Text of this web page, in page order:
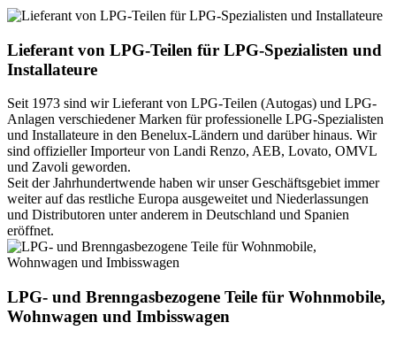
Lieferant von LPG-Teilen für LPG-Spezialisten und
Installateure
Seit 1973 sind wir Lieferant von LPG-Teilen (Autogas) und LPG-
Anlagen verschiedener Marken für professionelle LPG-Spezialisten
und Installateure in den Benelux-Ländern und darüber hinaus. Wir
sind offizieller Importeur von Landi Renzo, AEB, Lovato, OMVL
und Zavoli geworden.
Seit der Jahrhundertwende haben wir unser Geschäftsgebiet immer
weiter auf das restliche Europa ausgeweitet und Niederlassungen
und Distributoren unter anderem in Deutschland und Spanien
eröffnet.
LPG- und Brenngasbezogene Teile für Wohnmobile,
Wohnwagen und Imbisswagen